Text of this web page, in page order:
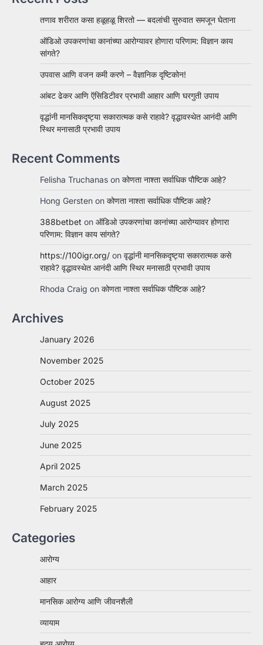
तणाव शरीरात कसा हळूहळू शिरतो — बदलांची सुरुवात समजून घेताना
ऑडिओ उपकरणांचा कानांच्या आरोग्यावर होणारा परिणाम: विज्ञान काय
सांगते?
उपवास आणि वजन कमी करणे – वैज्ञानिक दृष्टिकोन!
आंबट ढेकर आणि ऍसिडिटीवर प्रभावी आहार आणि घरगुती उपाय
वृद्धांनी मानसिकदृष्ट्या सकारात्मक कसे राहावे? वृद्धावस्थेत आनंदी आणि
स्थिर मनासाठी प्रभावी उपाय
Recent Comments
Felisha Truchanas on कोणता नाश्ता सर्वाधिक पौष्टिक आहे?
Hong Gersten on कोणता नाश्ता सर्वाधिक पौष्टिक आहे?
388betbet on ऑडिओ उपकरणांचा कानांच्या आरोग्यावर होणारा
परिणाम: विज्ञान काय सांगते?
https://100igr.org/ on वृद्धांनी मानसिकदृष्ट्या सकारात्मक कसे
राहावे? वृद्धावस्थेत आनंदी आणि स्थिर मनासाठी प्रभावी उपाय
Rhoda Craig on कोणता नाश्ता सर्वाधिक पौष्टिक आहे?
Archives
January 2026
November 2025
October 2025
August 2025
July 2025
June 2025
April 2025
March 2025
February 2025
Categories
आरोग्य
आहार
मानसिक आरोग्य आणि जीवनशैली
व्यायाम